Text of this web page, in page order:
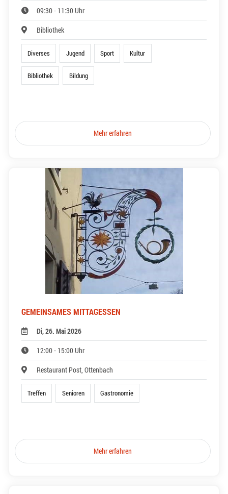
09:30 - 11:30 Uhr
Bibliothek
Diverses Jugend Sport Kultur
Bibliothek Bildung
Mehr erfahren
GEMEINSAMES MITTAGESSEN
Di, 26. Mai 2026
12:00 - 15:00 Uhr
Restaurant Post, Ottenbach
Treffen Senioren Gastronomie
Mehr erfahren